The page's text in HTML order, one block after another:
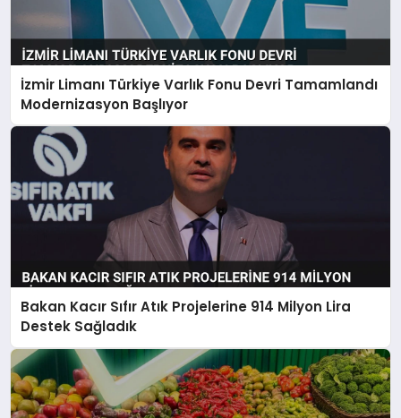
İzmir Limanı Türkiye Varlık Fonu Devri Tamamlandı
Modernizasyon Başlıyor
Bakan Kacır Sıfır Atık Projelerine 914 Milyon Lira
Destek Sağladık